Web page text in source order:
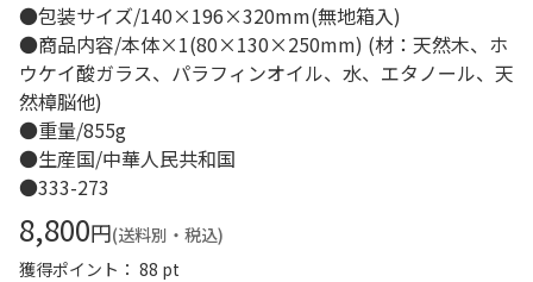
●包装サイズ/140×196×320mm(無地箱入)
●商品内容/本体×1(80×130×250mm) (材：天然木、ホ
ウケイ酸ガラス、パラフィンオイル、水、エタノール、天
然樟脳他)
●重量/855g
●生産国/中華人民共和国
●333-273
8,800円(送料別・税込)
獲得ポイント： 88 pt